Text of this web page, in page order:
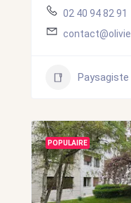
02 40 94 82 91
Paysagiste
POPULAIRE